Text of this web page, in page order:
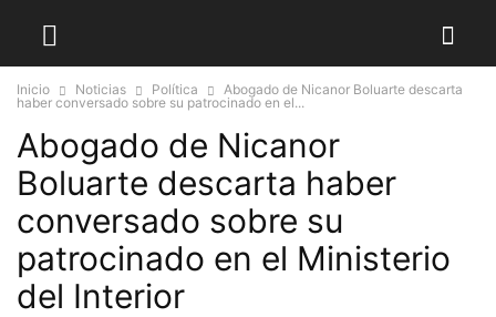
Inicio Noticias Política
Abogado de Nicanor Boluarte descarta
haber conversado sobre su patrocinado en el...
Abogado de Nicanor
Boluarte descarta haber
conversado sobre su
patrocinado en el Ministerio
del Interior